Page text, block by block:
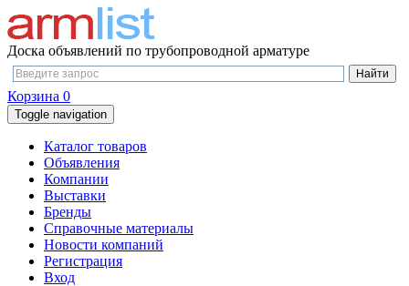
Доска объявлений по трубопроводной арматуре
Корзина 0
Toggle navigation
Каталог товаров
Объявления
Компании
Выставки
Бренды
Справочные материалы
Новости компаний
Регистрация
Вход